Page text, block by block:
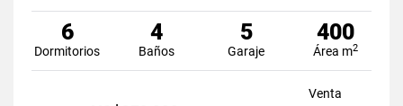
6
Dormitorios
4
Baños
5
Garaje
400
Área m2
Venta